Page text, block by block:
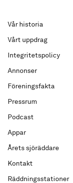
Vår historia
Vårt uppdrag
Integritetspolicy
Annonser
Föreningsfakta
Pressrum
Podcast
Appar
Årets sjöräddare
Kontakt
Räddningsstationer